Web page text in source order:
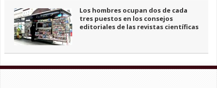
Los hombres ocupan dos de cada
tres puestos en los consejos
editoriales de las revistas científicas